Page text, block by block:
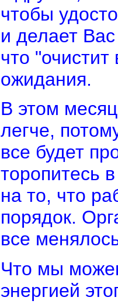
чтобы
и делает
что
ожидания.
В этом
легче,
все будет
торопитесь
на то, что
порядок.
все
Что мы
энергией